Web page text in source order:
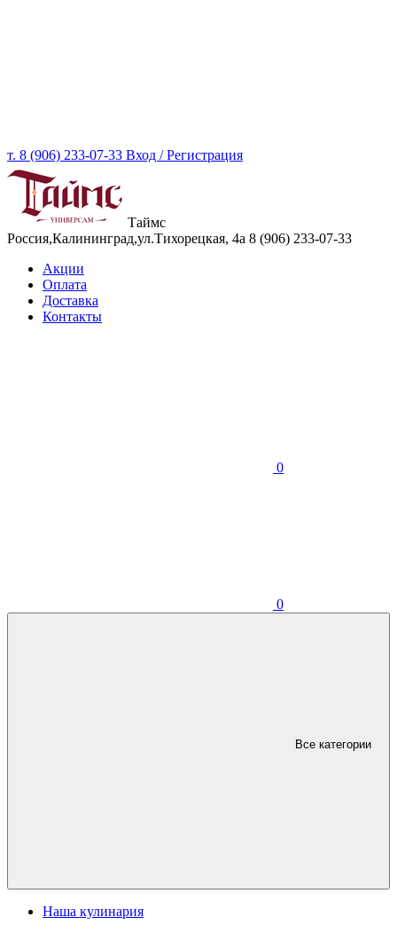
т. 8 (906) 233-07-33 Вход / Регистрация
Таймс
Россия,Калининград,ул.Тихорецкая, 4а 8 (906) 233-07-33
Акции
Оплата
Доставка
Контакты
0
0
Все категории
Наша кулинария